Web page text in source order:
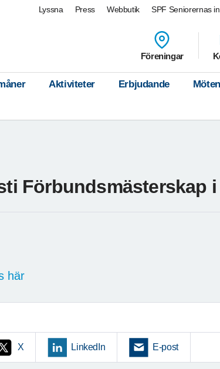
Lyssna Press Webbutik SPF Seniorernas
Föreningar
Aktiviteter Erbjudande Möten
Förbundsmästerskap
här
X LinkedIn E-post